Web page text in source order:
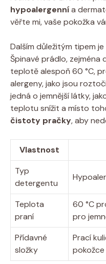
hypoalergennía
věřte mi, ‌vaše pokožka
Dalším důležitým tipem je
Špinavé prádlo,
‌teplotě‍ alespoň 60‌ °C,
alergeny, jako ‌jsou
‍jedná o jemnější látky,
teplotu snížit⁣ a místo
čistoty pračky, ​aby⁣
Vlastnost
Typ
detergentu
Teplota
praní
60‌ °C
pro
Přídavné
složky
Prací
pokožce